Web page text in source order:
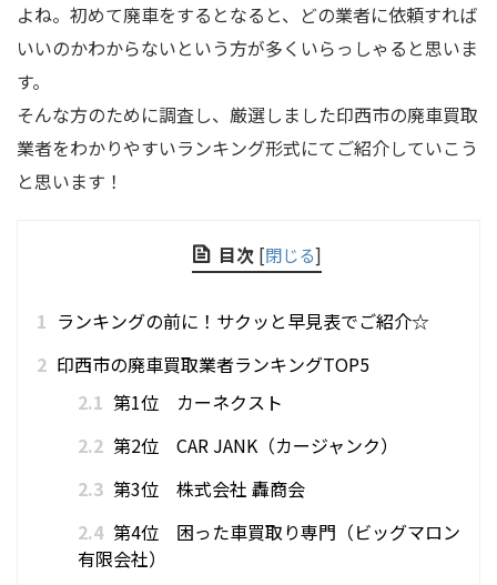
よね。初めて廃車をするとなると、どの業者に依頼すれば
いいのかわからないという方が多くいらっしゃると思いま
す。
そんな方のために調査し、厳選しました印西市の廃車買取
業者をわかりやすいランキング形式にてご紹介していこう
と思います！
目次 [閉じる]
1 ランキングの前に！サクッと早見表でご紹介☆
2 印西市の廃車買取業者ランキングTOP5
2.1 第1位 カーネクスト
2.2 第2位 CAR JANK（カージャンク）
2.3 第3位 株式会社 轟商会
2.4 第4位 困った車買取り専門（ビッグマロン
有限会社）